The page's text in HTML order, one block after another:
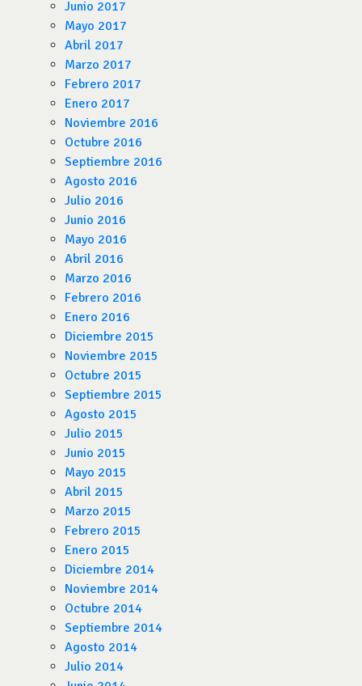
Junio 2017
Mayo 2017
Abril 2017
Marzo 2017
Febrero 2017
Enero 2017
Noviembre 2016
Octubre 2016
Septiembre 2016
Agosto 2016
Julio 2016
Junio 2016
Mayo 2016
Abril 2016
Marzo 2016
Febrero 2016
Enero 2016
Diciembre 2015
Noviembre 2015
Octubre 2015
Septiembre 2015
Agosto 2015
Julio 2015
Junio 2015
Mayo 2015
Abril 2015
Marzo 2015
Febrero 2015
Enero 2015
Diciembre 2014
Noviembre 2014
Octubre 2014
Septiembre 2014
Agosto 2014
Julio 2014